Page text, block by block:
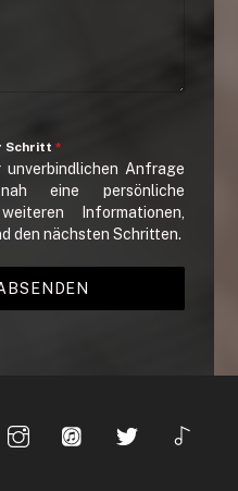
Schritt*
unverbindlichen Anfrage
eine persönliche
Informationen,
den nächsten Schritten.